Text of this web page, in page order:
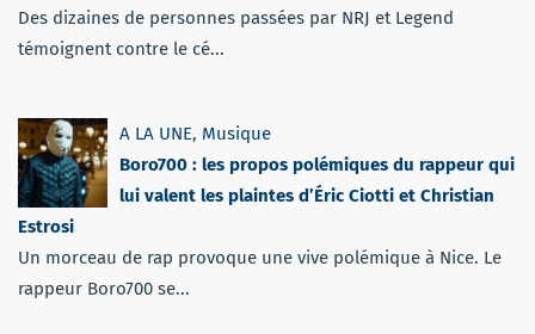
Des dizaines de personnes passées par NRJ et Legend
témoignent contre le cé...
A LA UNE, Musique
Boro700 : les propos polémiques du rappeur qui
lui valent les plaintes d’Éric Ciotti et Christian
Estrosi
Un morceau de rap provoque une vive polémique à Nice. Le
rappeur Boro700 se...